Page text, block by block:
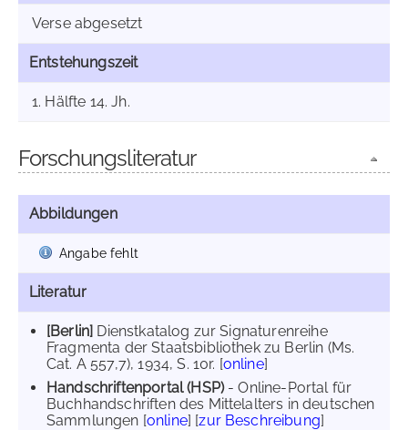
Verse abgesetzt
Entstehungszeit
1. Hälfte 14. Jh.
Forschungsliteratur
Abbildungen
Angabe fehlt
Literatur
[Berlin] Dienstkatalog zur Signaturenreihe
Fragmenta der Staatsbibliothek zu Berlin (Ms.
Cat. A 557,7), 1934, S. 10r. [online]
Handschriftenportal (HSP)- Online-Portal für
Buchhandschriften des Mittelalters in deutschen
Sammlungen [online] [zur Beschreibung]